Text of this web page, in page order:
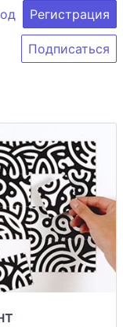
Регистрация
Подписаться